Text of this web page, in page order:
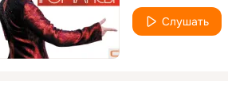
Слушать